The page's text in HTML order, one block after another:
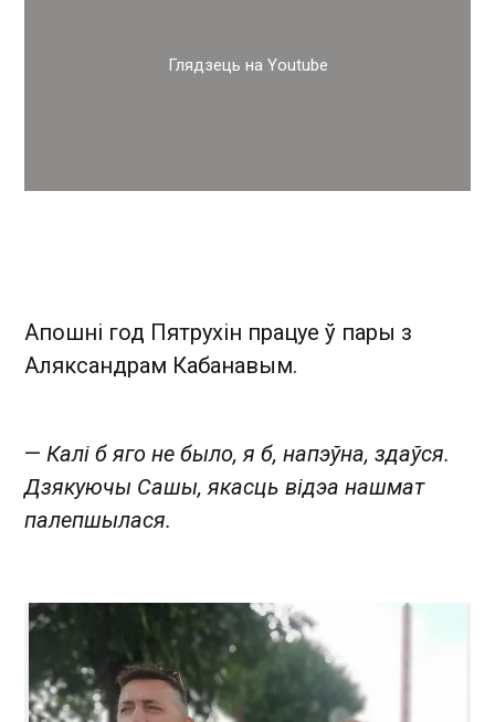
Глядзець на Youtube
Апошні год Пятрухін працуе ў пары з
Аляксандрам Кабанавым.
— Калі б яго не было, я б, напэўна, здаўся.
Дзякуючы Сашы, якасць відэа нашмат
палепшылася.